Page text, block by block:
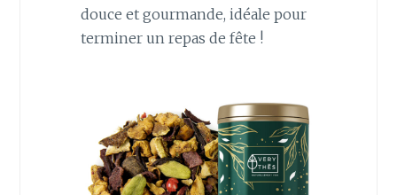
douce et gourmande, idéale pour
terminer un repas de fête !